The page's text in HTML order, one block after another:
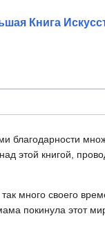
Книга
этой книгой,
много своего
покинула этот